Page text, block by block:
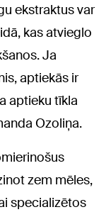
ekstraktus var
kas atvieglo
Ja
aptiekās ir
aptieku tīkla
Ozoliņa.
zem mēles,
specializētos